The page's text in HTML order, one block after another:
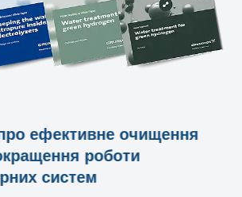
ефективне очищення
роботи
систем